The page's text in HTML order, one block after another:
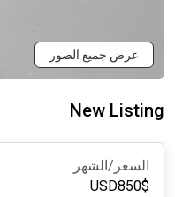
عرض جميع الصور
New Listing
السعر/الشهر
$
850
USD